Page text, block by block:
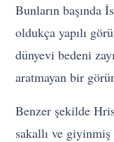
Bunların başında
oldukça yapılı
dünyevi bedeni
aratmayan bir
Benzer şekilde
sakallı ve